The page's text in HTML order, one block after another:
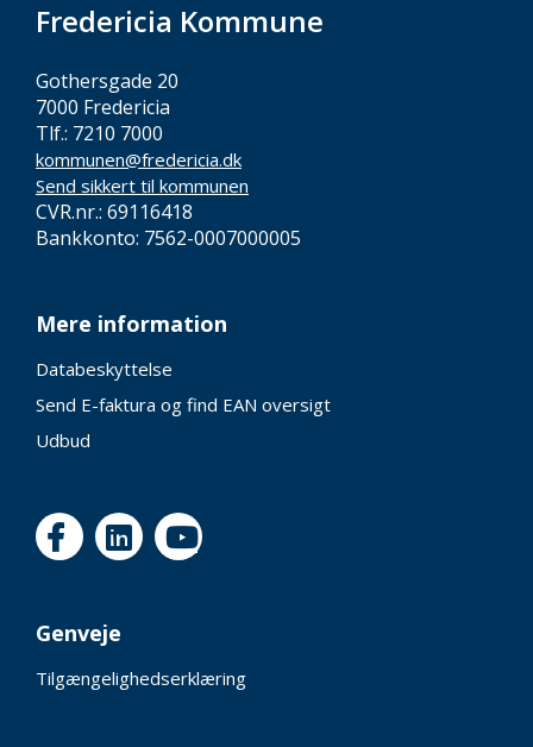
Fredericia Kommune
Gothersgade 20
7000 Fredericia
Tlf.: 7210 7000
kommunen@fredericia.dk
Send sikkert til kommunen
CVR.nr.: 69116418
Bankkonto: 7562-0007000005
Mere information
Databeskyttelse
Send E-faktura og find EAN oversigt
Udbud
Genveje
Tilgængelighedserklæring